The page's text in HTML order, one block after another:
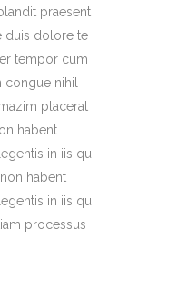
praesent
duis dolore te
tempor cum
nihil
placerat
habent
in iis qui
habent
in iis qui
processus